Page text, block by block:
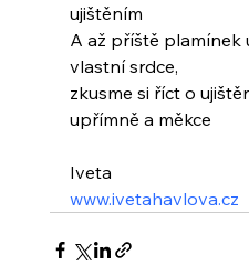
ujištěním
A až příště plamínek
vlastní srdce,
zkusme si říct o
upřímně a měkce
Iveta
www.ivetahavlova.cz